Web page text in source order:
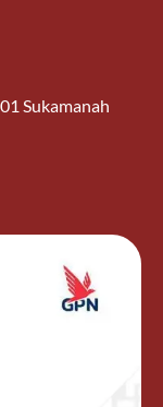
Sukamanah